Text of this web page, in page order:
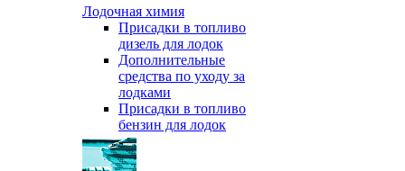
Лодочная химия
Присадки в топливо
дизель для лодок
Дополнительные
средства по уходу за
лодками
Присадки в топливо
бензин для лодок